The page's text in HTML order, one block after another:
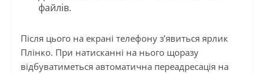
файлів.
Після цього на екрані телефону з’явиться ярлик
Плінко. При натисканні на нього щоразу
відбуватиметься автоматична переадресація на